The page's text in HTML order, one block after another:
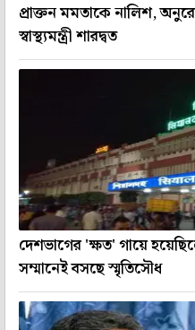
প্রাক্তন মমতাকে নালিশ,
স্বাস্থ্যমন্ত্রী শারদ্বত
দেশভাগের 'ক্ষত' গায়ে
সম্মানেই বসছে স্মৃতিসৌধ